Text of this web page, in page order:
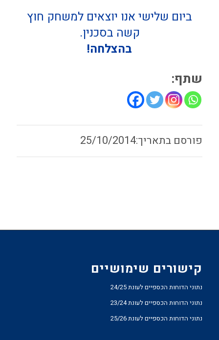
ביום שלישי אנו יוצאים למשחק חוץ
קשה בסכנין.
בהצלחה!
שתף:
25/10/2014
קישורים שימושיים
נתוני הדוחות הכספיים לעונת 24/25
נתוני הדוחות הכספיים לעונת 23/24
נתוני הדוחות הכספיים לעונת 25/26